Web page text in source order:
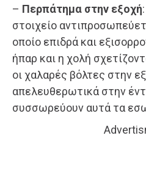
– Περπάτημα στην εξοχή
στοιχείο
οποίο επιδρά και
ήπαρ και η χολή
οι χαλαρές βόλτες στην
απελευθερωτικά στην
συσσωρεύουν αυτά τα